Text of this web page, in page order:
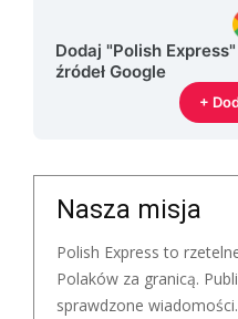
Dodaj "Polish
źródeł Google
+
Nasza misja
Polish Express to
Polaków za granicą.
sprawdzone